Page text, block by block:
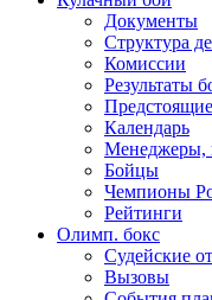
Документы
Структура
Комиссии
Результаты
Календарь
Менеджеры,
Бойцы
Чемпионы
Рейтинги
Олимп. бокс
Судейские
Вызовы